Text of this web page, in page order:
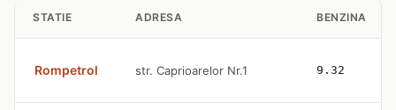
STATIE ADRESA BENZINA
Rompetrol str. Caprioarelor Nr.1 9.32